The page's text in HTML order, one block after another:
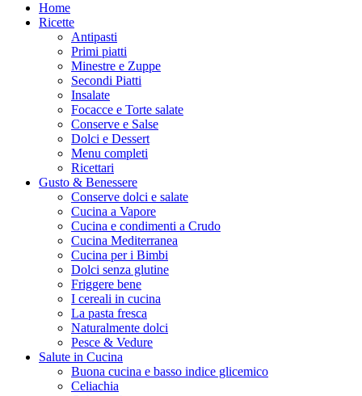
Home
Ricette
Antipasti
Primi piatti
Minestre e Zuppe
Secondi Piatti
Insalate
Focacce e Torte salate
Conserve e Salse
Dolci e Dessert
Menu completi
Ricettari
Gusto & Benessere
Conserve dolci e salate
Cucina a Vapore
Cucina e condimenti a Crudo
Cucina Mediterranea
Cucina per i Bimbi
Dolci senza glutine
Friggere bene
I cereali in cucina
La pasta fresca
Naturalmente dolci
Pesce & Vedure
Salute in Cucina
Buona cucina e basso indice glicemico
Celiachia